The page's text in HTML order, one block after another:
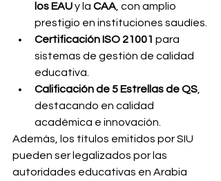
los EAU y la CAA , con amplio
prestigio en instituciones saudíes.
Certificación ISO 21001 para
sistemas de gestión de calidad
educativa.
Calificación de 5 Estrellas de QS
destacando en calidad
académica e innovación.
Además, los títulos emitidos por SIU
pueden ser legalizados por las
autoridades educativas en Arabia